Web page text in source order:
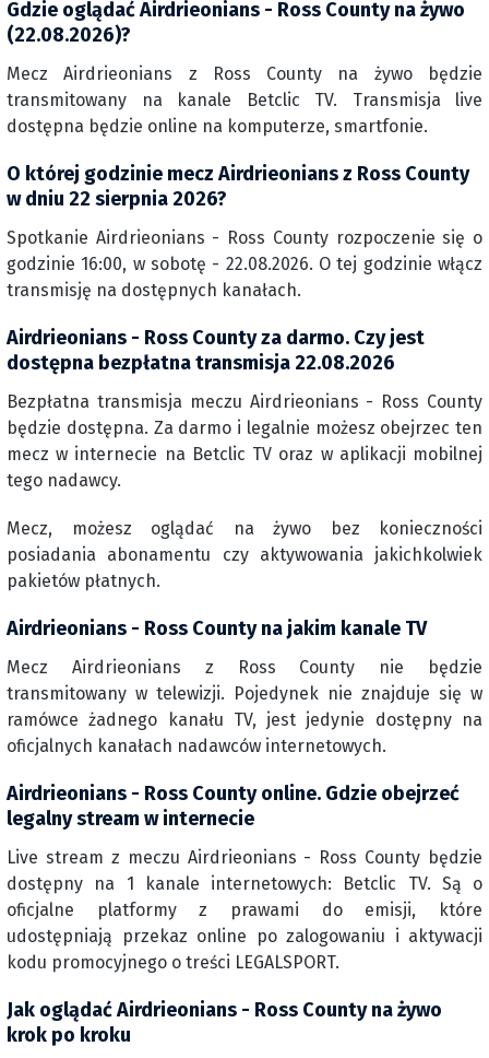
Gdzie oglądać Airdrieonians - Ross County na żywo
(22.08.2026)?
Mecz Airdrieonians z Ross County na żywo będzie
transmitowany na kanale Betclic TV. Transmisja live
dostępna będzie online na komputerze, smartfonie.
O której godzinie mecz Airdrieonians z Ross County
w dniu 22 sierpnia 2026?
Spotkanie Airdrieonians - Ross County rozpoczenie się o
godzinie 16:00, w sobotę - 22.08.2026. O tej godzinie włącz
transmisję na dostępnych kanałach.
Airdrieonians - Ross County za darmo. Czy jest
dostępna bezpłatna transmisja 22.08.2026
Bezpłatna transmisja meczu Airdrieonians - Ross County
będzie dostępna. Za darmo i legalnie możesz obejrzec ten
mecz w internecie na Betclic TV oraz w aplikacji mobilnej
tego nadawcy.
Mecz, możesz oglądać na żywo bez konieczności
posiadania abonamentu czy aktywowania jakichkolwiek
pakietów płatnych.
Airdrieonians - Ross County na jakim kanale TV
Mecz Airdrieonians z Ross County nie będzie
transmitowany w telewizji. Pojedynek nie znajduje się w
ramówce żadnego kanału TV, jest jedynie dostępny na
oficjalnych kanałach nadawców internetowych.
Airdrieonians - Ross County online. Gdzie obejrzeć
legalny stream w internecie
Live stream z meczu Airdrieonians - Ross County będzie
dostępny na 1 kanale internetowych: Betclic TV. Są o
oficjalne platformy z prawami do emisji, które
udostępniają przekaz online po zalogowaniu i aktywacji
kodu promocyjnego o treści LEGALSPORT.
Jak oglądać Airdrieonians - Ross County na żywo
krok po kroku